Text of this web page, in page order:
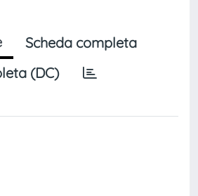
Scheda completa
(DC)